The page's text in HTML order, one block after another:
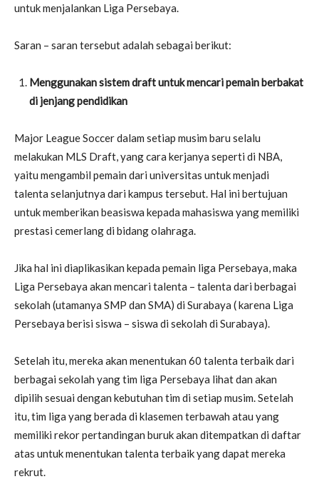
untuk menjalankan Liga Persebaya.
Saran – saran tersebut adalah sebagai berikut:
Menggunakan sistem draft untuk mencari pemain berbakat
di jenjang pendidikan
Major League Soccer dalam setiap musim baru selalu
melakukan MLS Draft, yang cara kerjanya seperti di NBA,
yaitu mengambil pemain dari universitas untuk menjadi
talenta selanjutnya dari kampus tersebut. Hal ini bertujuan
untuk memberikan beasiswa kepada mahasiswa yang memiliki
prestasi cemerlang di bidang olahraga.
Jika hal ini diaplikasikan kepada pemain liga Persebaya, maka
Liga Persebaya akan mencari talenta – talenta dari berbagai
sekolah (utamanya SMP dan SMA) di Surabaya ( karena Liga
Persebaya berisi siswa – siswa di sekolah di Surabaya).
Setelah itu, mereka akan menentukan 60 talenta terbaik dari
berbagai sekolah yang tim liga Persebaya lihat dan akan
dipilih sesuai dengan kebutuhan tim di setiap musim. Setelah
itu, tim liga yang berada di klasemen terbawah atau yang
memiliki rekor pertandingan buruk akan ditempatkan di daftar
atas untuk menentukan talenta terbaik yang dapat mereka
rekrut.